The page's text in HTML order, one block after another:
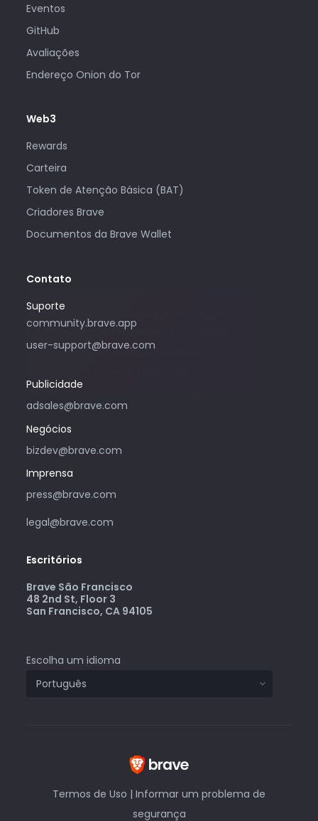
Eventos
GitHub
Avaliações
Endereço Onion do Tor
Web3
Rewards
Carteira
Token de Atenção Básica (BAT)
Criadores Brave
Documentos da Brave Wallet
Contato
Suporte
community.brave.app
user-support@brave.com
Publicidade
adsales@brave.com
Só utilize este endereço de e-mail se
tiver interesse em adquirir publicidade
com o Brave. Para obter suporte,
Negócios
bizdev@brave.com
Imprensa
press@brave.com
legal@brave.com
Escritórios
Brave São Francisco
48 2nd St, Floor 3
San Francisco, CA 94105
Escolha um idioma
Termos de Uso | Informar um problema de
segurança